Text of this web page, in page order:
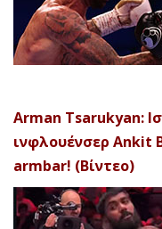
Arman Tsarukyan:
ινφλουένσερ Ankit
armbar! (Βίντεο)